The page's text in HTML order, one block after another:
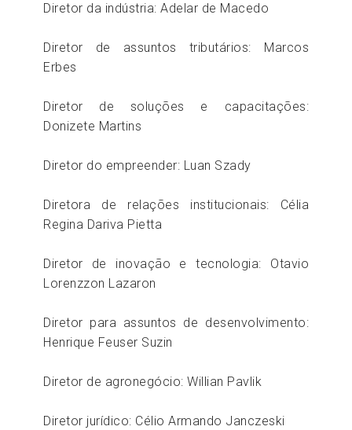
Diretor da indústria: Adelar de Macedo
Diretor de assuntos tributários: Marcos
Erbes
Diretor de soluções e capacitações:
Donizete Martins
Diretor do empreender: Luan Szady
Diretora de relações institucionais: Célia
Regina Dariva Pietta
Diretor de inovação e tecnologia: Otavio
Lorenzzon Lazaron
Diretor para assuntos de desenvolvimento:
Henrique Feuser Suzin
Diretor de agronegócio: Willian Pavlik
Diretor jurídico: Célio Armando Janczeski